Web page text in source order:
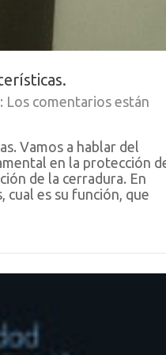
Los comentarios están
Vamos a hablar del
en la protección
de la cerradura. En
cual es su función, que